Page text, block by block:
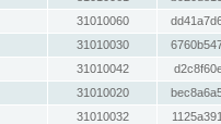
31010060
31010030
31010042
31010020
31010032